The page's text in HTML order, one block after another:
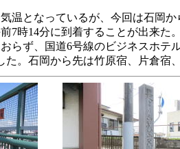
温となっているが、今回は石岡
7時14分に到着することが出来
らず、国道6号線のビジネスホ
た。石岡から先は竹原宿、片倉宿